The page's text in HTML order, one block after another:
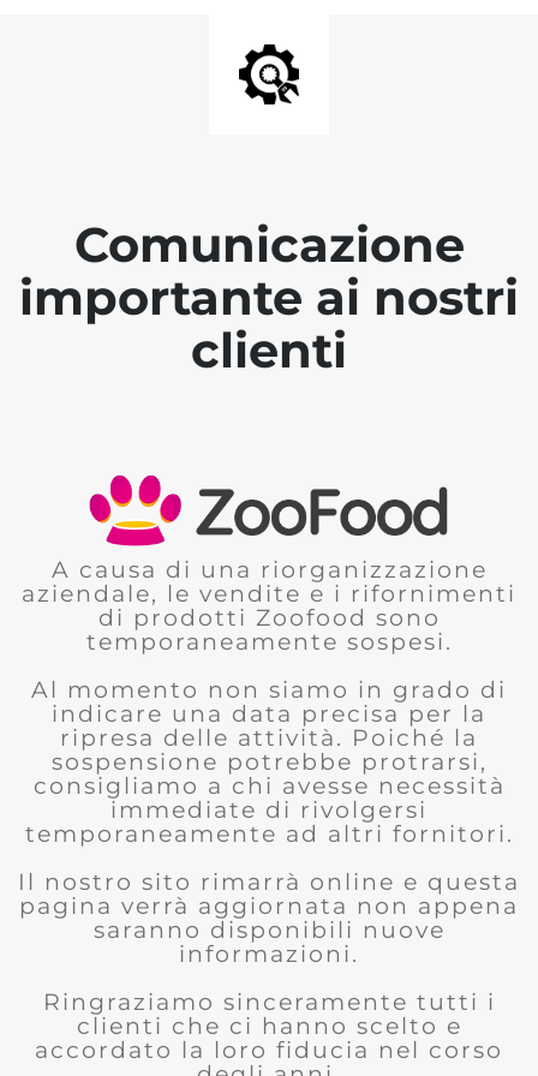
Comunicazione
importante ai nostri
clienti
A causa di una riorganizzazione
aziendale, le vendite e i rifornimenti
di prodotti Zoofood sono
temporaneamente sospesi.
Al momento non siamo in grado di
indicare una data precisa per la
ripresa delle attività. Poiché la
sospensione potrebbe protrarsi,
consigliamo a chi avesse necessità
immediate di rivolgersi
temporaneamente ad altri fornitori.
Il nostro sito rimarrà online e questa
pagina verrà aggiornata non appena
saranno disponibili nuove
informazioni.
Ringraziamo sinceramente tutti i
clienti che ci hanno scelto e
accordato la loro fiducia nel corso